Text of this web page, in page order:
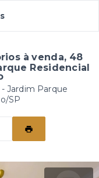
à venda, 48
Residencial
- Jardim Parque
SP